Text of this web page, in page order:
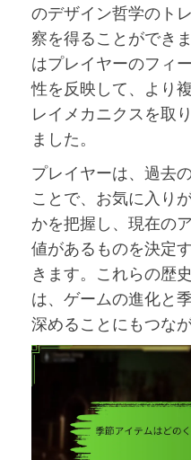
のデザイン哲学のト
察を得ることができ
はプレイヤーのフィ
性を反映して、より
レイメカニクスを取
ました。
プレイヤーは、過去
ことで、お気に入り
かを把握し、現在の
値があるものを決定
きます。これらの歴
は、ゲームの進化と
深めることにもつなが